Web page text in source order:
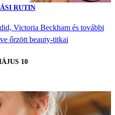
RUTIN
Victoria Beckham és további
őrzött beauty-titkai
10